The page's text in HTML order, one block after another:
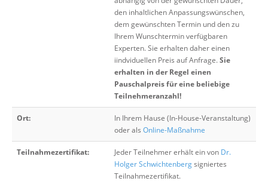
den inhaltlichen Anpassungswünschen,
dem gewünschten Termin und den zu
Ihrem Wunschtermin verfügbaren
Experten. Sie erhalten daher einen
iindviduellen Preis auf Anfrage.Sie
erhalten in der Regel einen
Pauschalpreis für eine beliebige
Teilnehmeranzahl!
Ort:
In Ihrem Hause (In-House-Veranstaltung)
oder als Online-Maßnahme
Teilnahmezertifikat: Jeder Teilnehmer erhält ein von Dr.
Holger Schwichtenbergsigniertes
Teilnahmezertifikat.